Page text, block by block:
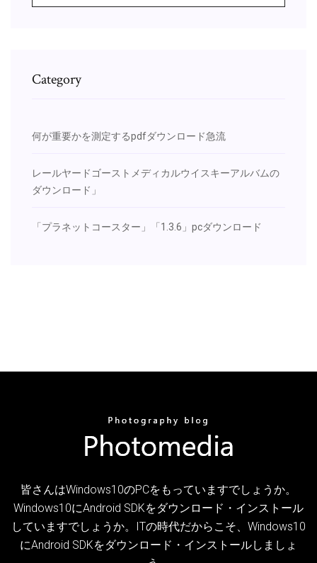
Category
何が重要かを測定するpdfダウンロード急流
レールヤードゴーストメディカルウイスキーアルバムの
ダウンロード」
「プラネットコースター」「1.3.6」pcダウンロード
皆さんはWindows10のPCをもっていますでしょうか。
Windows10にAndroid SDKをダウンロード・インストール
していますでしょうか。ITの時代だからこそ、Windows10
にAndroid SDKをダウンロード・インストールしましょ